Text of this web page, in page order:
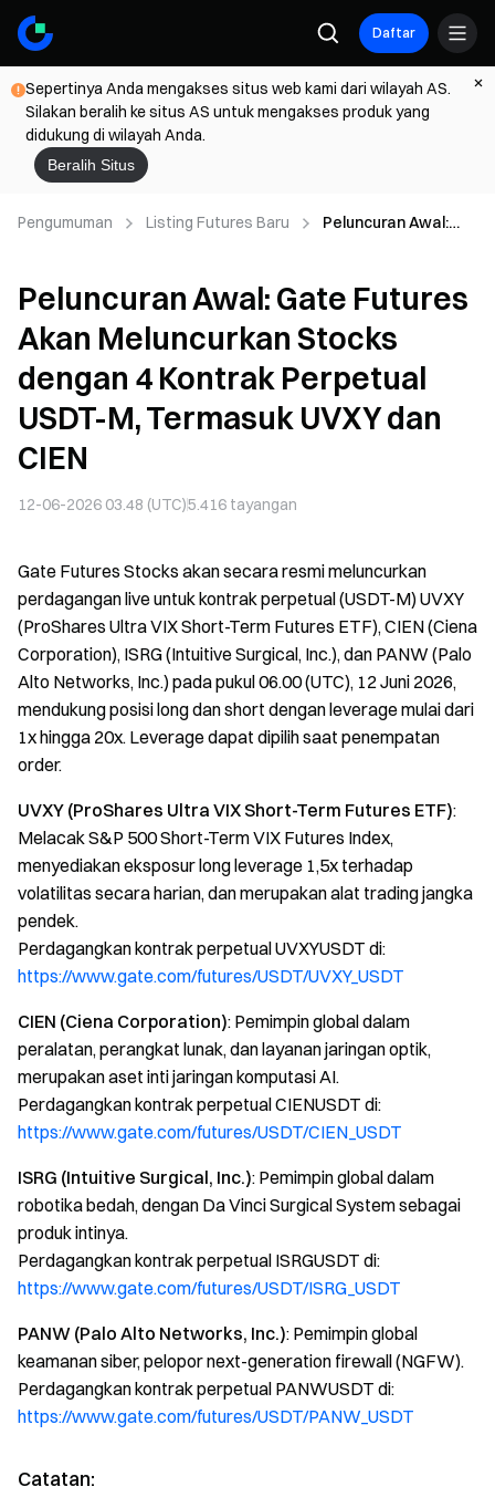
Daftar
Sepertinya Anda mengakses situs web kami dari wilayah AS.
Silakan beralih ke situs AS untuk mengakses produk yang
didukung di wilayah Anda.
Beralih Situs
Pengumuman Listing Futures Baru
Peluncuran Awal:
dengan 4 Kontrak
Perpetual USDT-M,
Termasuk UVXY dan
Peluncuran Awal: Gate Futures
Akan Meluncurkan Stocks
dengan 4 Kontrak Perpetual
USDT-M, Termasuk UVXY dan
CIEN
12-06-2026 03.48 (UTC)5.416 tayangan
Gate Futures Stocks akan secara resmi meluncurkan
perdagangan live untuk kontrak perpetual (USDT-M) UVXY
(ProShares Ultra VIX Short-Term Futures ETF), CIEN (Ciena
Corporation), ISRG (Intuitive Surgical, Inc.), dan PANW (Palo
Alto Networks, Inc.) pada pukul 06.00 (UTC), 12 Juni 2026,
mendukung posisi long dan short dengan leverage mulai dari
1x hingga 20x. Leverage dapat dipilih saat penempatan
order.
UVXY (ProShares Ultra VIX Short-Term Futures ETF):
Melacak S&P 500 Short-Term VIX Futures Index,
menyediakan eksposur long leverage 1,5x terhadap
volatilitas secara harian, dan merupakan alat trading jangka
pendek.
Perdagangkan kontrak perpetual UVXYUSDT di:
https://www.gate.com/futures/USDT/UVXY_USDT
CIEN (Ciena Corporation): Pemimpin global dalam
peralatan, perangkat lunak, dan layanan jaringan optik,
merupakan aset inti jaringan komputasi AI.
Perdagangkan kontrak perpetual CIENUSDT di:
https://www.gate.com/futures/USDT/CIEN_USDT
ISRG (Intuitive Surgical, Inc.): Pemimpin global dalam
robotika bedah, dengan Da Vinci Surgical System sebagai
produk intinya.
Perdagangkan kontrak perpetual ISRGUSDT di:
https://www.gate.com/futures/USDT/ISRG_USDT
PANW (Palo Alto Networks, Inc.): Pemimpin global
keamanan siber, pelopor next-generation firewall (NGFW).
Perdagangkan kontrak perpetual PANWUSDT di:
https://www.gate.com/futures/USDT/PANW_USDT
Catatan: